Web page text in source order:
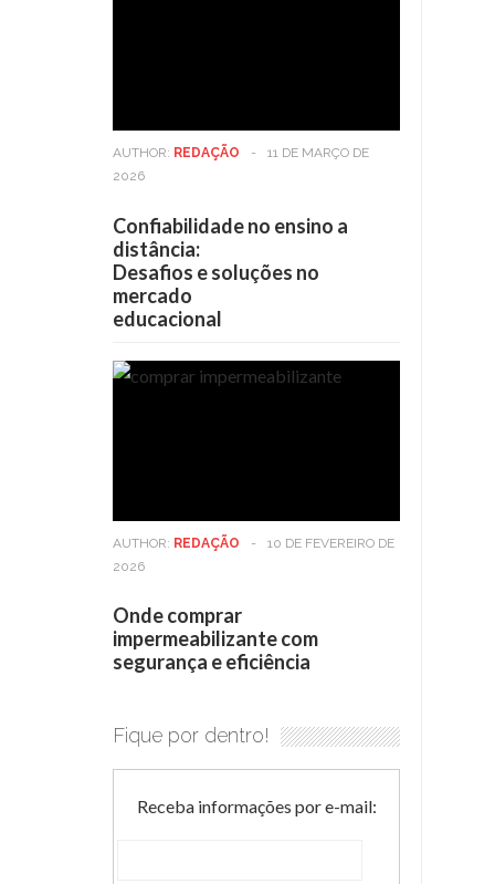
AUTHOR: REDAÇÃO -
11 DE MARÇO DE
2026
Confiabilidade no ensino a
distância:
Desafios e soluções no
mercado
educacional
AUTHOR: REDAÇÃO -
10 DE FEVEREIRO DE
2026
Onde comprar
impermeabilizante com
segurança e eficiência
Fique por dentro!
Receba informações por e-mail: